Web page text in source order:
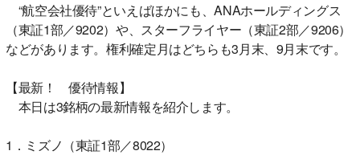
“航空会社優待”といえばほかにも、ANAホールディングス
（東証1部／9202）や、スターフライヤー（東証2部／9206）
などがあります。権利確定月はどちらも3月末、9月末です。
【最新！ 優待情報】
本日は3銘柄の最新情報を紹介します。
1．ミズノ（東証1部／8022）